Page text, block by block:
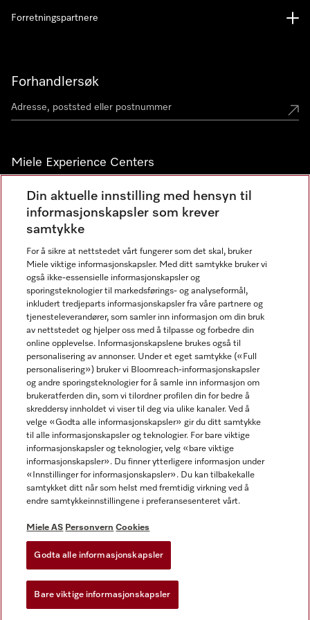
Forhandlersøk
Miele Experience Centers
Miele Experience Center Nesbru
Miele Outlet Nesbru
Nyhetsbrev
Forretningspartnere
Miele AS
Vilkår og betingelser
Vilkår for bruk
Miele tilgjengelighetserklæring
Miele på Facebook
Miele på Youtube
Miele på Instagram
Din aktuelle innstilling med hensyn til
informasjonskapsler som krever
samtykke
For å sikre at nettstedet vårt fungerer som det skal, bruker
Miele viktige informasjonskapsler. Med ditt samtykke bruker vi
også ikke-essensielle informasjonskapsler og
sporingsteknologier til markedsførings- og analyseformål,
inkludert tredjeparts informasjonskapsler fra våre partnere og
tjenesteleverandører, som samler inn informasjon om din bruk
av nettstedet og hjelper oss med å tilpasse og forbedre din
online opplevelse. Informasjonskapslene brukes også til
personalisering av annonser. Under et eget samtykke («Full
personalisering») bruker vi Bloomreach-informasjonskapsler
og andre sporingsteknologier for å samle inn informasjon om
brukeratferden din, som vi tilordner profilen din for bedre å
skreddersy innholdet vi viser til deg via ulike kanaler. Ved å
velge «Godta alle informasjonskapsler» gir du ditt samtykke
til alle informasjonskapsler og teknologier. For bare viktige
informasjonskapsler og teknologier, velg «bare viktige
informasjonskapsler». Du finner ytterligere informasjon under
«Innstillinger for informasjonskapsler». Du kan tilbakekalle
samtykket ditt når som helst med fremtidig virkning ved å
endre samtykkeinnstillingene i preferansesenteret vårt.
Miele AS Personvern Cookies
Godta alle informasjonskapsler
Bare viktige informasjonskapsler